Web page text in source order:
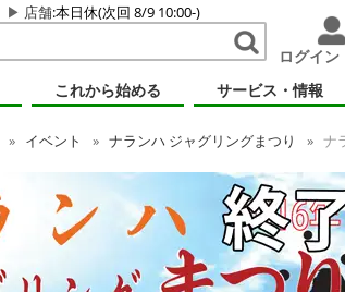
店舗:本日休(次回 8/9 10:00-)
ログイン
これから始める サービス・情報
イベント ナランハ ジャグリングまつり ナ